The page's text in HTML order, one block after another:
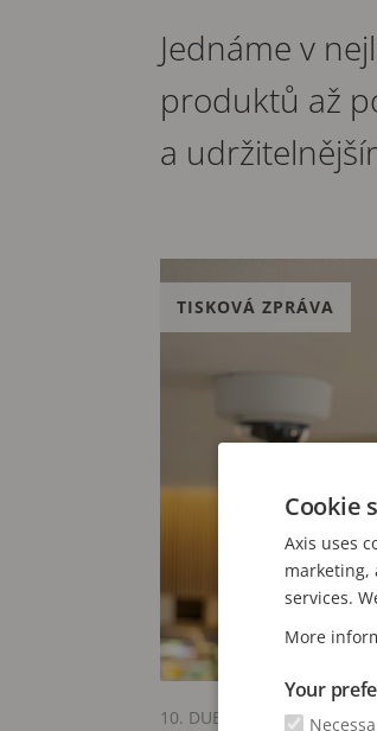
Jednáme v
produktů až
a
TISKOVÁ ZPRÁVA
10. DUBEN 2025
Cookie
Axis uses
marketing,
services.
More
Your